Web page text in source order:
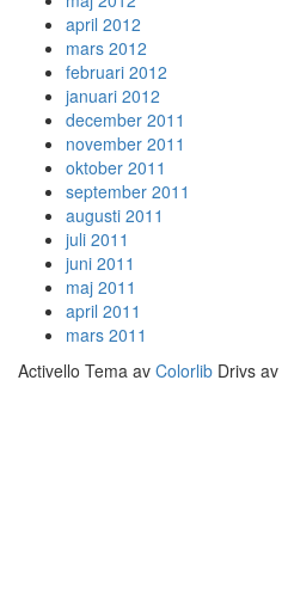
april 2012
mars 2012
februari 2012
januari 2012
december 2011
november 2011
oktober 2011
september 2011
augusti 2011
juli 2011
juni 2011
maj 2011
april 2011
mars 2011
Activello Tema av Colorlib Drivs av